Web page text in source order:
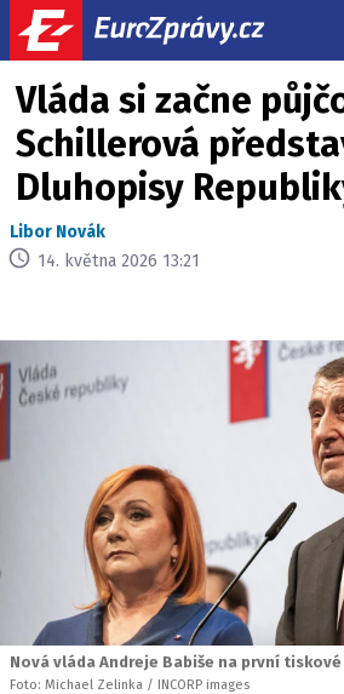
Vláda si začne
Schillerová
Dluhopisy
Libor Novák
14. května 2026 13:21
Nová vláda Andreje Babiše na první
Foto: Michael Zelinka / INCORP images